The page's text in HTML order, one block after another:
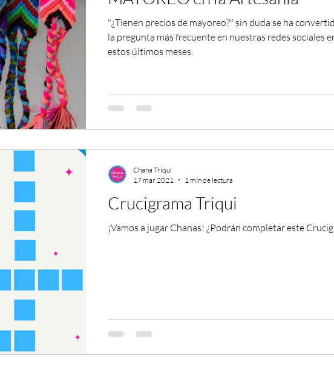
"¿Tienen precios de mayoreo?" sin duda se ha
la pregunta más frecuente en nuestras redes sociales
estos últimos meses.
Crucigrama Triqui
¡Vamos a jugar Chanas! ¿Podrán completar este
Chana Triqui
17 mar 2021
1 min de lectura